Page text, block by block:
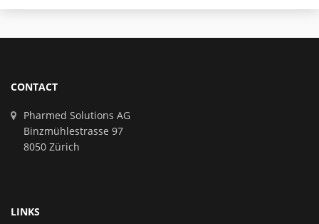
CONTACT
Pharmed Solutions AG
Binzmühlestrasse 97
8050 Zürich
LINKS